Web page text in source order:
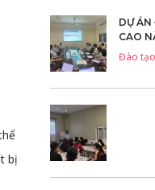
bị
DỰ ÁN
CAO
Đào